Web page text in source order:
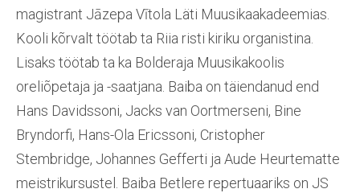
magistrant Jāzepa Vītola Läti Muusikaakadeemias.
Kooli kõrvalt töötab ta Riia risti kiriku organistina.
Lisaks töötab ta ka Bolderaja Muusikakoolis
oreliõpetaja ja -saatjana. Baiba on täiendanud end
Hans Davidssoni, Jacks van Oortmerseni, Bine
Bryndorfi, Hans-Ola Ericssoni, Cristopher
Stembridge, Johannes Gefferti ja Aude Heurtematte
meistrikursustel
Baiba Betlere repertuaariks on JS